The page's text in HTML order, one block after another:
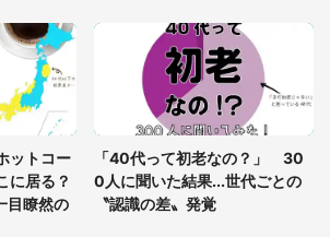
がく 「お菓子売り場ならまだしも...」「ハ
高い」
にも四角すぎる猫、激写される 「これもう
だろ」「食パンの耳」と1.4万人困惑
ットコー
に居る？
目瞭然の
「40代って初老なの？」 30
0人に聞いた結果...世代ごとの
〝認識の差〟発覚